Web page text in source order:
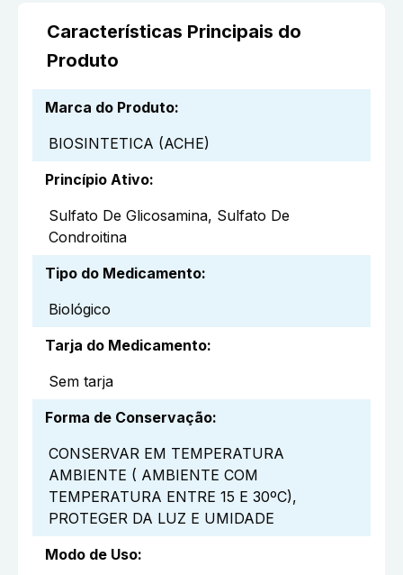
Características Principais do
Produto
Marca do Produto:
BIOSINTETICA (ACHE)
Princípio Ativo:
Sulfato De Glicosamina, Sulfato De
Condroitina
Tipo do Medicamento:
Biológico
Tarja do Medicamento:
Sem tarja
Forma de Conservação:
CONSERVAR EM TEMPERATURA
AMBIENTE ( AMBIENTE COM
TEMPERATURA ENTRE 15 E 30ºC),
PROTEGER DA LUZ E UMIDADE
Modo de Uso: